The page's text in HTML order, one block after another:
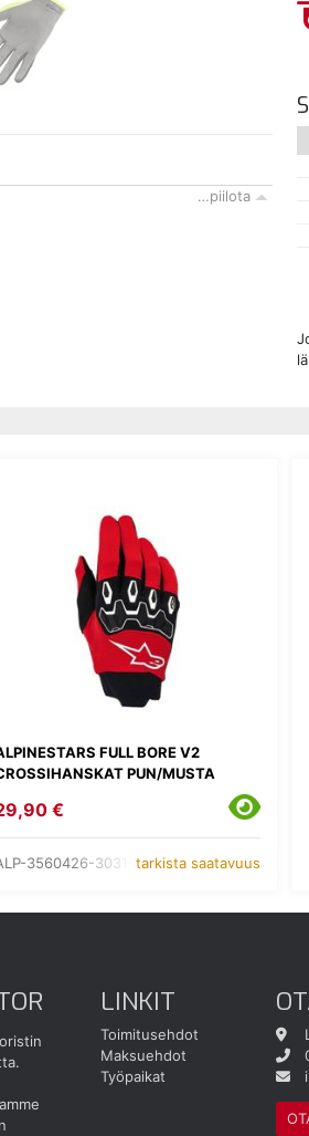
…piilota
FULL BORE V2
PUN/MUSTA
€
3560426-3031- tarkista saatavuus
LINKIT
Toimitusehdot
Maksuehdot
Työpaikat